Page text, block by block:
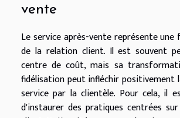
vente
Le service après-vente représente
de la relation client. Il est souvent
centre de coût, mais sa
fidélisation peut infléchir positivement
service par la clientèle. Pour cela, il
d'instaurer des pratiques centrées